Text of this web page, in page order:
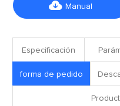
 Manual
Especificación
forma de pedido